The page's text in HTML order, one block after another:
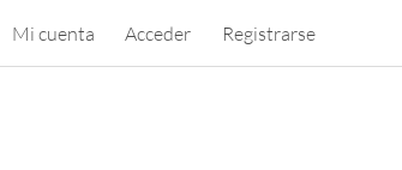
Mi cuenta Acceder Registrarse